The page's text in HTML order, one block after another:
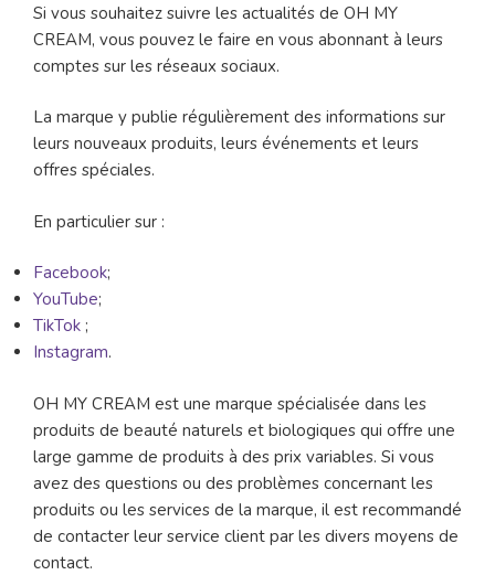
Si vous souhaitez suivre les actualités de OH MY
CREAM, vous pouvez le faire en vous abonnant à leurs
comptes sur les réseaux sociaux.
La marque y publie régulièrement des informations sur
leurs nouveaux produits, leurs événements et leurs
offres spéciales.
En particulier sur :
Facebook;
YouTube;
TikTok ;
Instagram.
OH MY CREAM est une marque spécialisée dans les
produits de beauté naturels et biologiques qui offre une
large gamme de produits à des prix variables. Si vous
avez des questions ou des problèmes concernant les
produits ou les services de la marque, il est recommandé
de contacter leur service client par les divers moyens de
contact.